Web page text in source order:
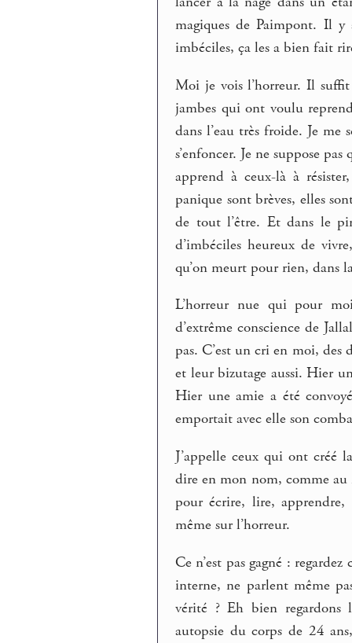
magiques de Paimpont. Il y
imbéciles, ça les a bien fait
Moi je vois l’horreur. Il suffit
jambes qui ont voulu
dans l’eau très froide. Je me
s’enfoncer. Je ne suppose
apprend à ceux-là à
panique sont brèves, elles
de tout l’être. Et dans le
d’imbéciles heureux de
qu’on meurt pour rien, dans
L’horreur nue qui pour
d’extrême conscience de
pas. C’est un cri en moi,
et leur bizutage aussi. Hier
Hier une amie a été
emportait avec elle son
J’appelle ceux qui ont créé
dire en mon nom, comme au
pour écrire, lire, apprendre,
même sur l’horreur.
Ce n’est pas gagné :
interne, ne parlent même
vérité ? Eh bien regardons
autopsie du corps de 24